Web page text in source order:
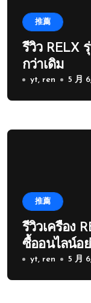
推薦
รีวิว RELX
กว่าเดิม
yt, ren 5 月
推薦
รีวิวเครื่อง
ซื้ออนไลน์อ
yt, ren 5 月